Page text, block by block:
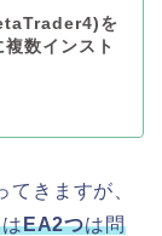
を
数インスト
きますが、
EA2つは問